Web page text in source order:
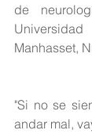
de
Manhasset,
"Si no se
andar mal,